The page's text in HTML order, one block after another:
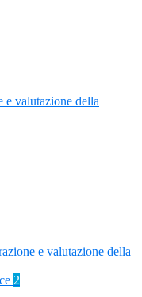
e valutazione della
e valutazione della
2